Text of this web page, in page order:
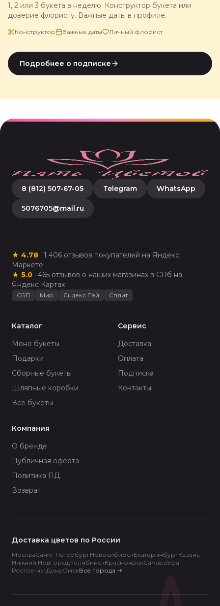
1, 2 или 3 букета в неделю. Конструктор букета или
доверие флористу. Важные даты в профиле.
Конструктор Важные даты Личный флорист
Подробнее о подписке
8 (812) 507-67-05 Telegram WhatsApp
5076705@mail.ru
★ 4.78 · 1 406 отзывов покупателей на Яндекс
Маркете
★ 5.0 · 465 отзывов о наших магазинах в СПб на
Яндекс Картах
СБП Мир Яндекс Пэй Сплит
Каталог
Моно букеты
Подарки
Сборные букеты
Шляпные коробки
Все букеты
Сервис
Доставка
Оплата
Подписка
Контакты
Компания
О бренде
Публичная оферта
Политика ПД
Возврат
Доставка цветов по России
МоскваСанкт-ПетербургНовосибирскЕкатеринбургКазань
Нижний НовгородЧелябинскКрасноярскСамараУфа
Ростов-на-ДонуОмскВсе города →